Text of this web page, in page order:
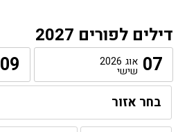
דילים לפורים 2027
07 אוג 2026
שישי 09